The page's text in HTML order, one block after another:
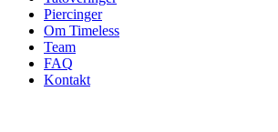
Piercinger
Om Timeless
Team
FAQ
Kontakt